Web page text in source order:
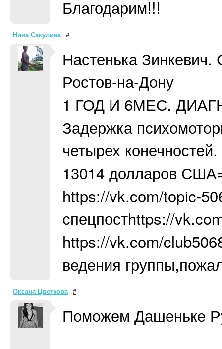
Благодарим!!!
Нина Сакулина #
Настенька
Ростов-на-Дону
1 ГОД И 6МЕС.
Задержка
четырех
13014 долларов
https://vk.com/topic-
спецпостhttps://
https://vk.com/
ведения
Оксана Цветкова #
Поможем Дашеньке